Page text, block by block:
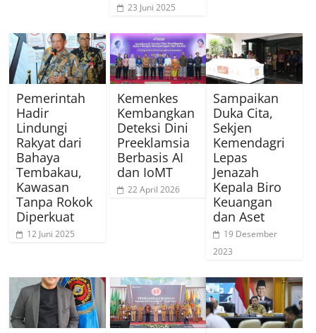
23 Juni 2025
Pemerintah
Hadir
Lindungi
Rakyat dari
Bahaya
Tembakau,
Kawasan
Tanpa Rokok
Diperkuat
12 Juni 2025
Kemenkes
Kembangkan
Deteksi Dini
Preeklamsia
Berbasis AI
dan IoMT
22 April 2026
Sampaikan
Duka Cita,
Sekjen
Kemendagri
Lepas
Jenazah
Kepala Biro
Keuangan
dan Aset
19 Desember
2023